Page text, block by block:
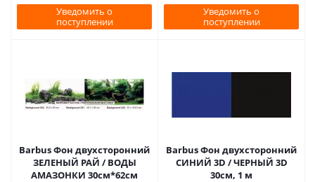
Уведомить о
поступлении
Уведомить о
поступлении
Barbus Фон двухсторонний
ЗЕЛЕНЫЙ РАЙ / ВОДЫ
АМАЗОНКИ 30см*62см
Barbus Фон двухсторонний
СИНИЙ 3D / ЧЕРНЫЙ 3D
30см, 1 м